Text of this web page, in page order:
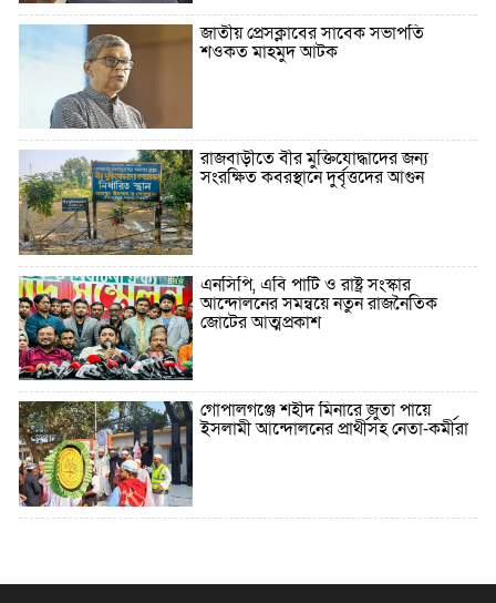
জাতীয় প্রেসক্লাবের সাবেক সভাপতি
শওকত মাহমুদ আটক
রাজবাড়ীতে বীর মুক্তিযোদ্ধাদের জন্য
সংরক্ষিত কবরস্থানে দুর্বৃত্তদের আগুন
এনসিপি, এবি পার্টি ও রাষ্ট্র সংস্কার
আন্দোলনের সমন্বয়ে নতুন রাজনৈতিক
জোটের আত্মপ্রকাশ
গোপালগঞ্জে শহীদ মিনারে জুতা পায়ে
ইসলামী আন্দোলনের প্রার্থীসহ নেতা-কর্মীরা